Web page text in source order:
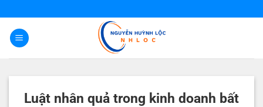
nội
dung
Luật nhân quả trong kinh doanh bất